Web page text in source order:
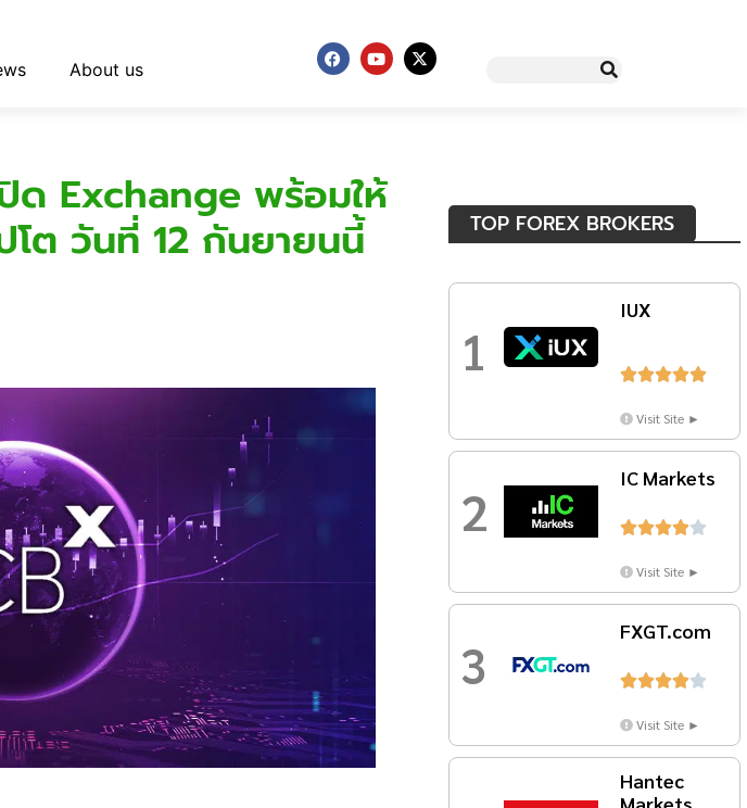
About us
ด Exchange พร้อมให้
ต วันที่ 12 กันยายนนี้ TOP FOREX BROKERS
1
IUX

Visit Site ►
2
IC Markets

Visit Site ►
3
FXGT.com

Visit Site ►
Hantec